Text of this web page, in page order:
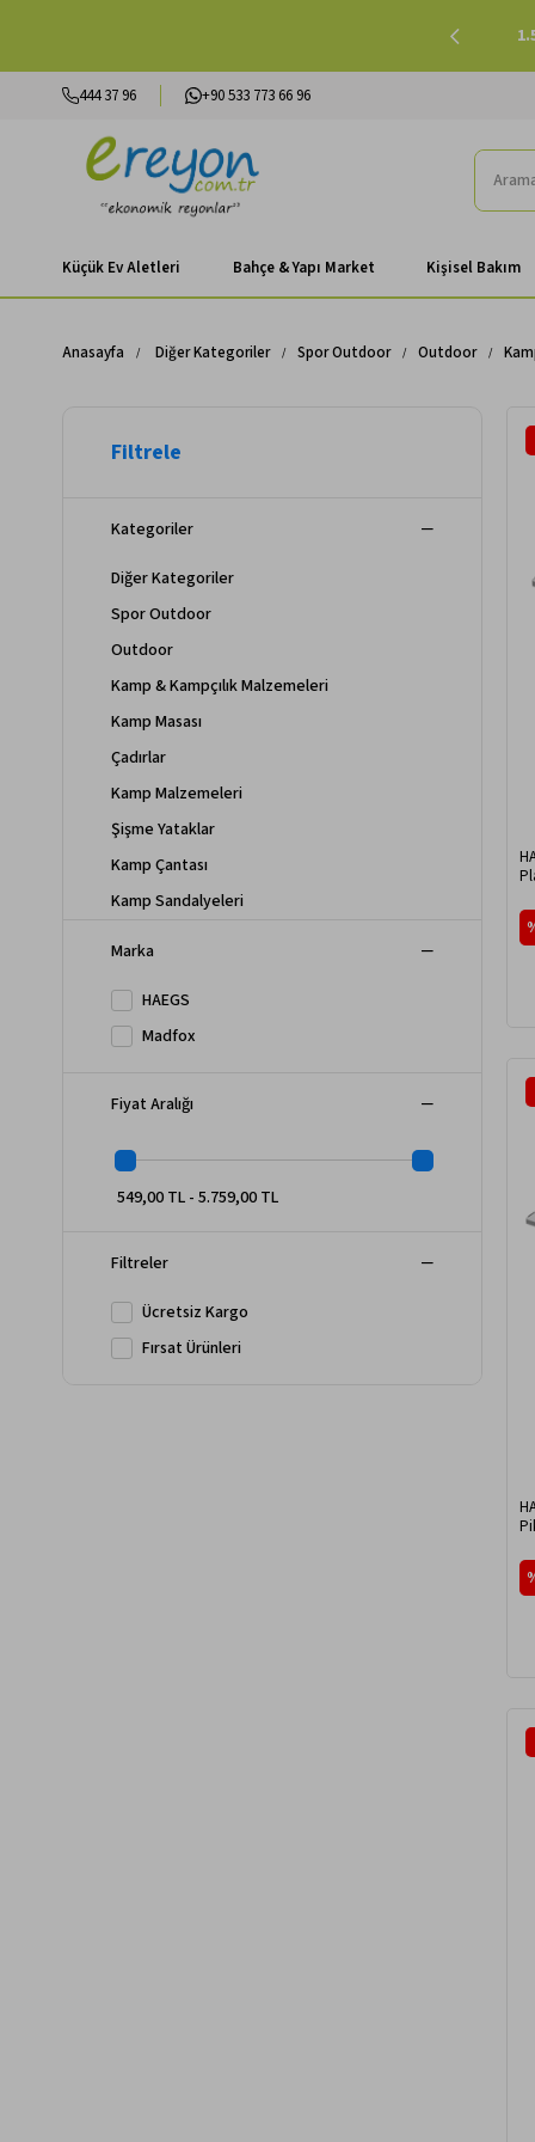
444 37 96 +90 533 773 66 96
Küçük Ev Aletleri Bahçe & Yapı Market Kişisel Bakım
Anasayfa Diğer Kategoriler Spor Outdoor Outdoor
Kategoriler
Diğer Kategoriler
Spor Outdoor
Outdoor
Kamp & Kampçılık Malzemeleri
Kamp Masası
Çadırlar
Kamp Malzemeleri
Şişme Yataklar
Kamp Çantası
Kamp Sandalyeleri
Marka
HAEGS
Madfox
Fiyat Aralığı
549,00 TL - 5.759,00 TL
Filtreler
Ücretsiz Kargo
Fırsat Ürünleri